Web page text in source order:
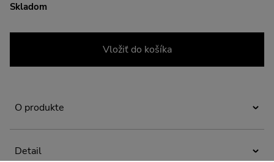
Skladom
Vložiť do košíka
O produkte
Onepiece, v ktorom budete chcieť žiť. Elegantné riešenie
a pohyb bez obmedzenia. Overal má špeciálne členený
Detail